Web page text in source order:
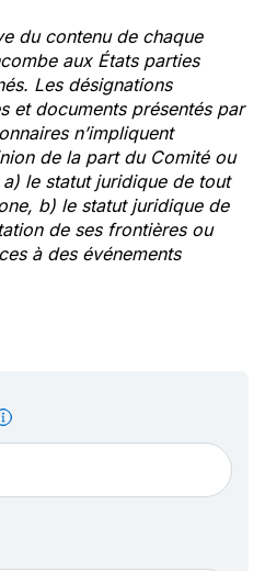
du contenu de chaque
aux États parties
Les désignations
et documents présentés par
n’impliquent
de la part du Comité ou
a) le statut juridique de tout
b) le statut juridique de
de ses frontières ou
à des événements